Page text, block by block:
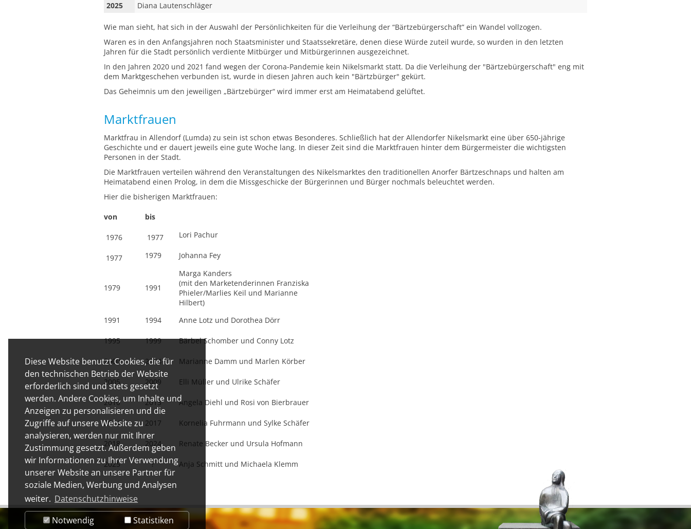
Diese Website benutzt Cookies, die für
den technischen Betrieb der Website
erforderlich sind und stets gesetzt
werden. Andere Cookies, um Inhalte und
Anzeigen zu personalisieren und die
Zugriffe auf unsere Website zu
analysieren, werden nur mit Ihrer
Zustimmung gesetzt. Außerdem geben
wir Informationen zu Ihrer Verwendung
unserer Website an unsere Partner für
soziale Medien, Werbung und Analysen
weiter. Datenschutzhinweise
Notwendig
Statistiken
2025
Diana Lautenschläger
Wie man sieht, hat sich in der Auswahl der Persönlichkeiten für die Verleihung der “Bärtzebürgerschaft” ein Wandel vollzogen.
Waren es in den Anfangsjahren noch Staatsminister und Staatssekretäre, denen diese Würde zuteil wurde, so wurden in den letzten
Jahren für die Stadt persönlich verdiente Mitbürger und Mitbürgerinnen ausgezeichnet.
In den Jahren 2020 und 2021 fand wegen der Corona-Pandemie kein Nikelsmarkt statt. Da die Verleihung der "Bärtzebürgerschaft" eng mit
dem Marktgeschehen verbunden ist, wurde in diesen Jahren auch kein "Bärtzbürger" gekürt.
Das Geheimnis um den jeweiligen „Bärtzebürger“ wird immer erst am Heimatabend gelüftet.
Marktfrauen
Marktfrau in Allendorf (Lumda) zu sein ist schon etwas Besonderes. Schließlich hat der Allendorfer Nikelsmarkt eine über 650-jährige
Geschichte und er dauert jeweils eine gute Woche lang. In dieser Zeit sind die Marktfrauen hinter dem Bürgermeister die wichtigsten
Personen in der Stadt.
Die Marktfrauen verteilen während den Veranstaltungen des Nikelsmarktes den traditionellen Anorfer Bärtzeschnaps und halten am
Heimatabend einen Prolog, in dem die Missgeschicke der Bürgerinnen und Bürger nochmals beleuchtet werden.
Hier die bisherigen Marktfrauen:
von bis
1976 1977 Lori Pachur
1977 1979 Johanna Fey
1979 1991
Marga Kanders
(mit den Marketenderinnen Franziska
Phieler/Marlies Keil und Marianne
Hilbert)
1991
1994 Anne Lotz und Dorothea Dörr
1995 1999 Bärbel Schomber und Conny Lotz
2000 2004 Marianne Damm und Marlen Körber
2005 2009 Elli Müller und Ulrike Schäfer
2010 2013 Angela Diehl und Rosi von Bierbrauer
2014 2017 Kornelia Fuhrmann und Sylke Schäfer
2018 2024 Renate Becker und Ursula Hofmann
2025 ? Anja Schmitt und Michaela Klemm